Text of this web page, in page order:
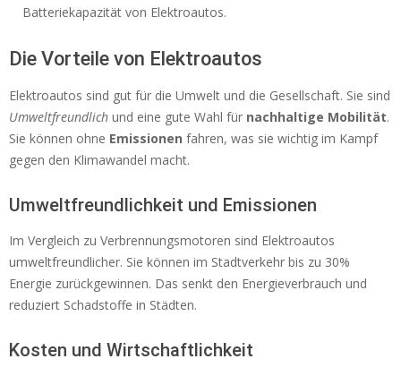
Batteriekapazität von Elektroautos.
Die Vorteile von Elektroautos
Elektroautos sind gut für die Umwelt und die Gesellschaft. Sie sind
Umweltfreundlich und eine gute Wahl für nachhaltige Mobilität.
Sie können ohne Emissionen fahren, was sie wichtig im Kampf
gegen den Klimawandel macht.
Umweltfreundlichkeit und Emissionen
Im Vergleich zu Verbrennungsmotoren sind Elektroautos
umweltfreundlicher. Sie können im Stadtverkehr bis zu 30%
Energie zurückgewinnen. Das senkt den Energieverbrauch und
reduziert Schadstoffe in Städten.
Kosten und Wirtschaftlichkeit